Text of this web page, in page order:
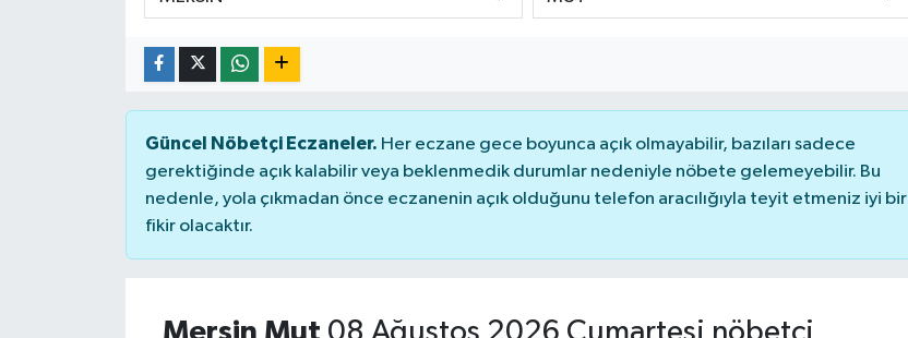
Güncel Nöbetçi Eczaneler. Her eczane gece boyunca açık olmayabilir, bazıları sadece
gerektiğinde açık kalabilir veya beklenmedik durumlar nedeniyle nöbete gelemeyebilir. Bu
nedenle, yola çıkmadan önce eczanenin açık olduğunu telefon aracılığıyla teyit etmeniz iyi bir
fikir olacaktır.